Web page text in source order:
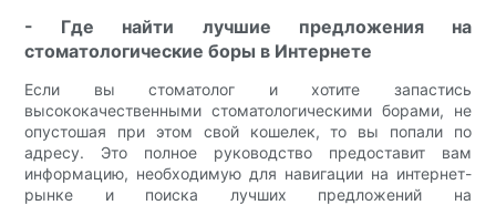
- Где найти лучшие предложения на
стоматологические боры в Интернете
Если вы стоматолог и хотите запастись
высококачественными стоматологическими борами, не
опустошая при этом свой кошелек, то вы попали по
адресу. Это полное руководство предоставит вам
информацию, необходимую для навигации на интернет-
рынке и поиска лучших предложений на